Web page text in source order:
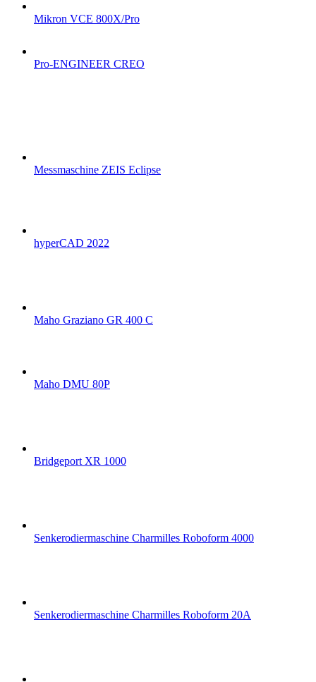
Mikron VCE 800X/Pro
Pro-ENGINEER CREO
Messmaschine ZEIS Eclipse
hyperCAD 2022
Maho Graziano GR 400 C
Maho DMU 80P
Bridgeport XR 1000
Senkerodiermaschine Charmilles Roboform 4000
Senkerodiermaschine Charmilles Roboform 20A